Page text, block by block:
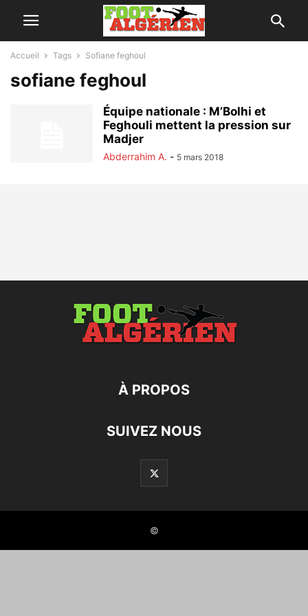
Accueil Tags Sofiane feghoul
sofiane feghoul
Équipe nationale : M’Bolhi et
Feghouli mettent la pression sur
Madjer
Abderrahim A. - 5 mars 2018
À PROPOS
SUIVEZ NOUS
©